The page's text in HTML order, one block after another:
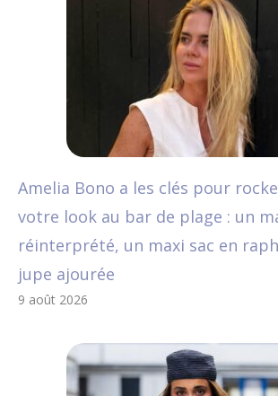
Amelia Bono a les clés pour
votre look au bar de plage : un
réinterprété, un maxi sac en
jupe ajourée
9 août 2026